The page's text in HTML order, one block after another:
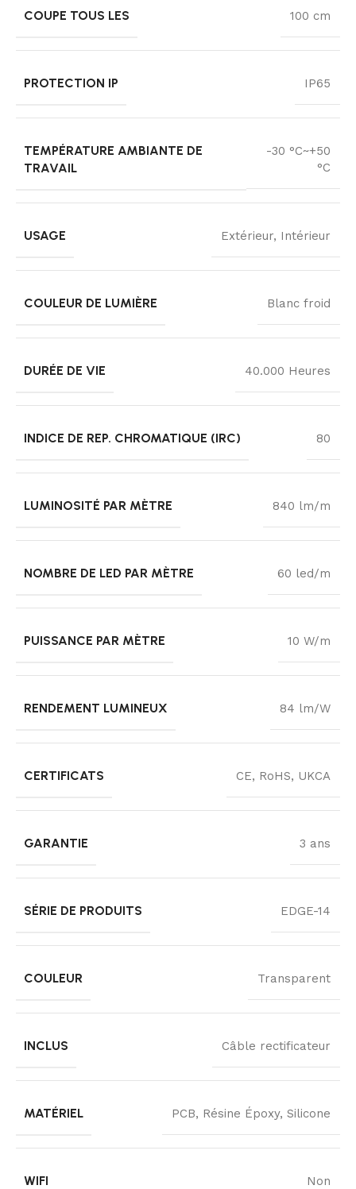
COUPE TOUS LES 100 cm
PROTECTION IP IP65
TEMPÉRATURE AMBIANTE DE
TRAVAIL
-30 °C~+50
°C
USAGE Extérieur, Intérieur
COULEUR DE LUMIÈRE Blanc froid
DURÉE DE VIE 40.000 Heures
INDICE DE REP. CHROMATIQUE (IRC) 80
LUMINOSITÉ PAR MÈTRE 840 lm/m
NOMBRE DE LED PAR MÈTRE 60 led/m
PUISSANCE PAR MÈTRE 10 W/m
RENDEMENT LUMINEUX 84 lm/W
CERTIFICATS CE, RoHS, UKCA
GARANTIE 3 ans
SÉRIE DE PRODUITS EDGE-14
COULEUR Transparent
INCLUS Câble rectificateur
MATÉRIEL PCB, Résine Époxy, Silicone
WIFI Non